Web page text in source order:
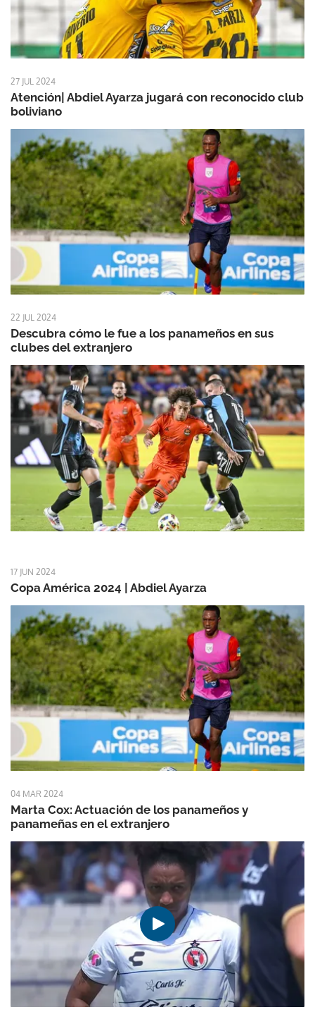
27 JUL 2024
Atención| Abdiel Ayarza jugará con reconocido club
boliviano
22 JUL 2024
Descubra cómo le fue a los panameños en sus
clubes del extranjero
17 JUN 2024
Copa América 2024 | Abdiel Ayarza
04 MAR 2024
Marta Cox: Actuación de los panameños y
panameñas en el extranjero